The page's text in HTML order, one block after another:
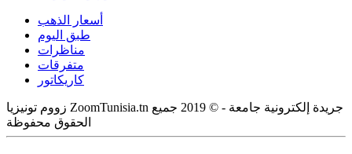
أسعار الذهب
طبق اليوم
مناظرات
متفرقات
كاريكاتور
زووم تونيزيا ZoomTunisia.tn جريدة إلكترونية جامعة - © 2019 جميع
الحقوق محفوظة